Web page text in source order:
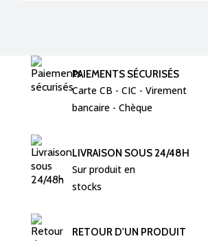
PAIEMENTS SÉCURISÉS
Carte CB - CIC - Virement
bancaire - Chèque
LIVRAISON SOUS 24/48H
Sur produit en
stocks
RETOUR D'UN PRODUIT